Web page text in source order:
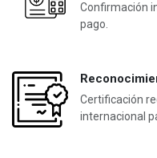
Confirmación
pago.
Certificación
internacional